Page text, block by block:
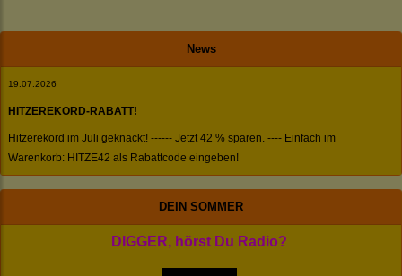
News
19.07.2026
HITZEREKORD-RABATT!
Hitzerekord im Juli geknackt! ------ Jetzt 42 % sparen. ---- Einfach im
Warenkorb: HITZE42 als Rabattcode eingeben!
DEIN SOMMER
DIGGER, hörst Du Radio?